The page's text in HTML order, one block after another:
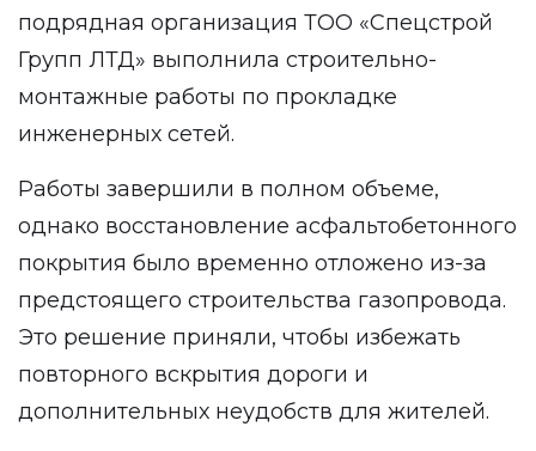
подрядная организация ТОО «Спецстрой
Групп ЛТД» выполнила строительно-
монтажные работы по прокладке
инженерных сетей.
Работы завершили в полном объеме,
однако восстановление асфальтобетонного
покрытия было временно отложено из-за
предстоящего строительства газопровода.
Это решение приняли, чтобы избежать
повторного вскрытия дороги и
дополнительных неудобств для жителей.